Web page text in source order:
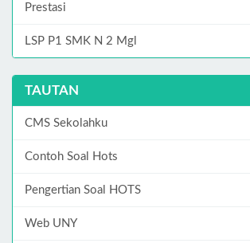
Prestasi
LSP P1 SMK N 2 Mgl
TAUTAN
CMS Sekolahku
Contoh Soal Hots
Pengertian Soal HOTS
Web UNY